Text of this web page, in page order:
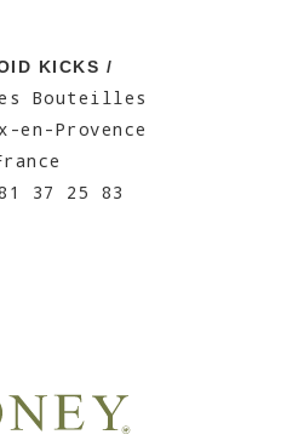
KICKS /
Bouteilles
en-Provence
37 25 83